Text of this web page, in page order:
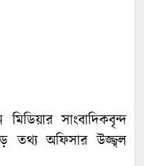
সাংবাদিকবৃন্দ
তথ্য অফিসার উজ্জ্বল